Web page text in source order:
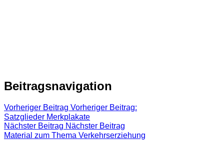
Beitragsnavigation
Vorheriger Beitrag Vorheriger Beitrag:
Satzglieder Merkplakate
Nächster Beitrag Nächster Beitrag
Material zum Thema Verkehrserziehung